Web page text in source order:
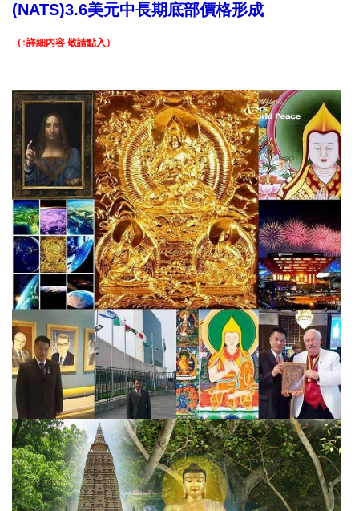
(NATS)3.6美元中長期底部價格形成
（↑詳細內容 敬請點入）